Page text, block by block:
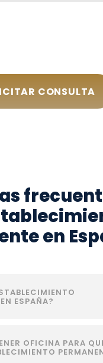
CONSULTA
en
ESPAÑA?
OFICINA PARA